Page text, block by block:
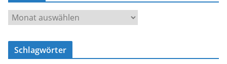
d
s
r
c
Schlagwörter